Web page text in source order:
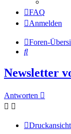
FAQ
Anmelden
Foren-
Suche
Newsletter
Antworten
Druckansicht